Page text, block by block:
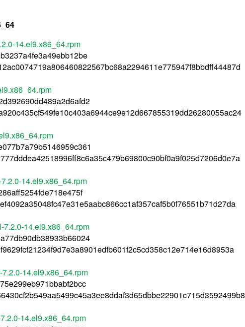
14.el9.x86_64.rpm
14.el9.x86_64.rpm
7.2.0-14.el9.x86_64.rpm
14.el9.x86_64.rpm
14.el9.x86_64.rpm